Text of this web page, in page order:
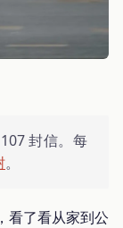
封信。每
。
看了看从家到公